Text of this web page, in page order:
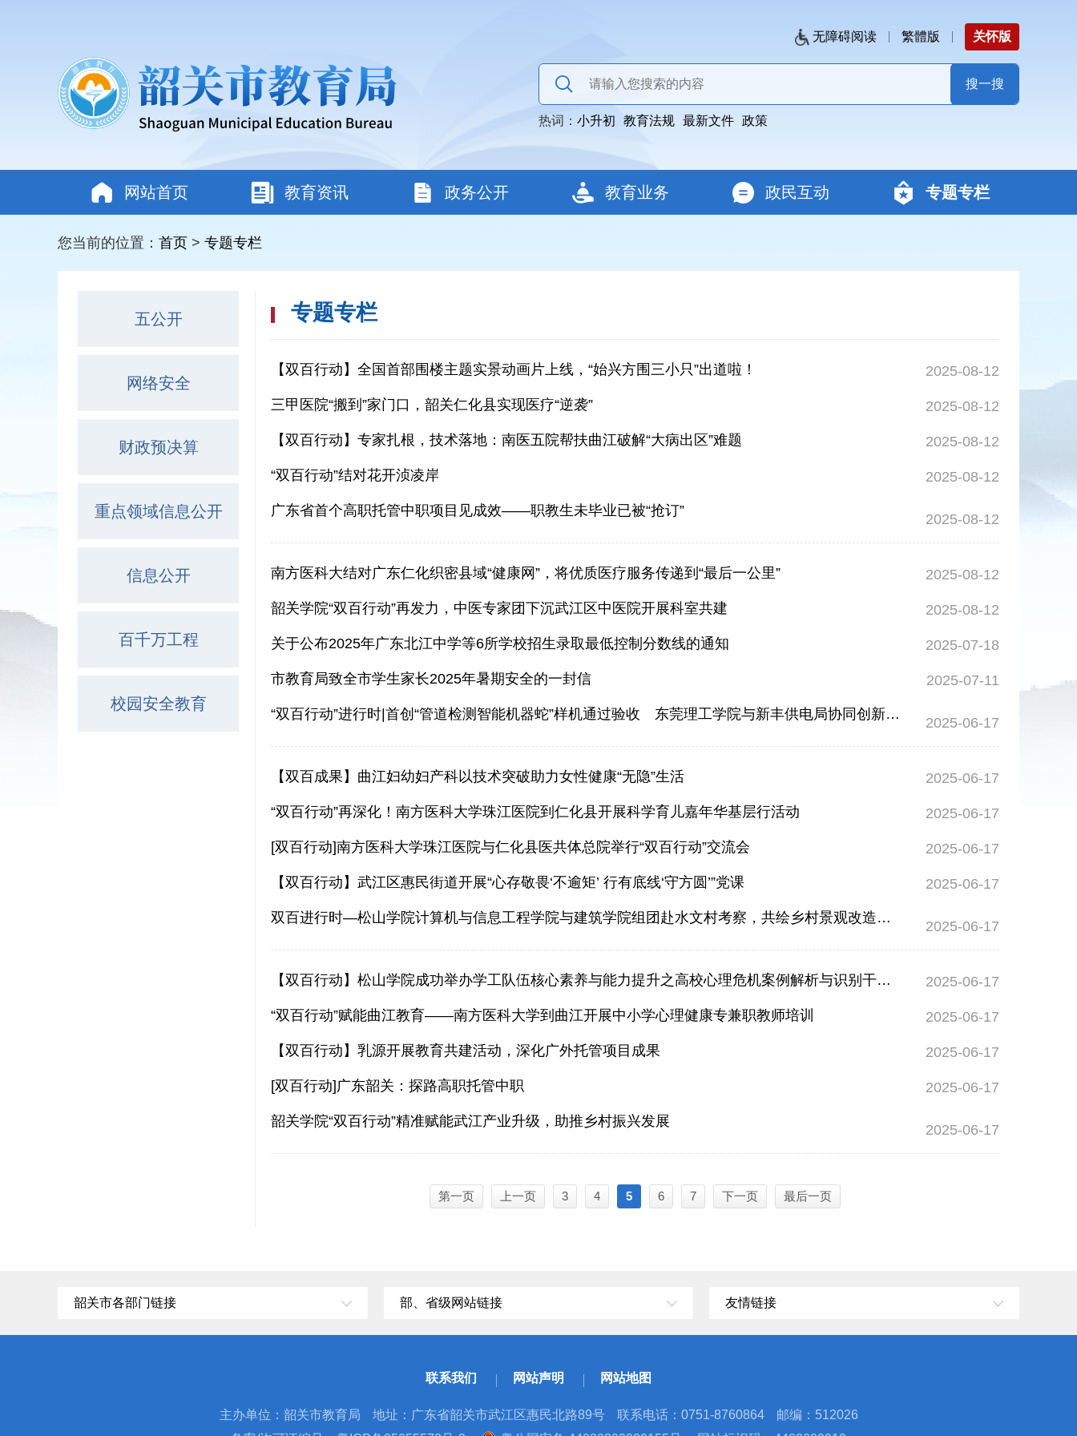
无障碍阅读 繁體版 关怀版
热词： 小升初 教育法规 最新文件 政策
网站首页 教育资讯 政务公开 教育业务 政民互动 专题专栏
您当前的位置： 首页 > 专题专栏
五公开
网络安全
财政预决算
重点领域信息公开
信息公开
百千万工程
校园安全教育
专题专栏
【双百行动】全国首部围楼主题实景动画片上线，“始兴方围三小只”出道啦！ 2025-08-12
三甲医院“搬到”家门口，韶关仁化县实现医疗“逆袭” 2025-08-12
【双百行动】专家扎根，技术落地：南医五院帮扶曲江破解“大病出区”难题 2025-08-12
“双百行动”结对花开浈凌岸 2025-08-12
广东省首个高职托管中职项目见成效——职教生未毕业已被“抢订”
2025-08-12
南方医科大结对广东仁化织密县域“健康网”，将优质医疗服务传递到“最后一公里” 2025-08-12
韶关学院“双百行动”再发力，中医专家团下沉武江区中医院开展科室共建 2025-08-12
关于公布2025年广东北江中学等6所学校招生录取最低控制分数线的通知 2025-07-18
市教育局致全市学生家长2025年暑期安全的一封信 2025-07-11
“双百行动”进行时|首创“管道检测智能机器蛇”样机通过验收 东莞理工学院与新丰供电局协同创新出成果
2025-06-17
【双百成果】曲江妇幼妇产科以技术突破助力女性健康“无隐”生活 2025-06-17
“双百行动”再深化！南方医科大学珠江医院到仁化县开展科学育儿嘉年华基层行活动 2025-06-17
[双百行动]南方医科大学珠江医院与仁化县医共体总院举行“双百行动”交流会 2025-06-17
【双百行动】武江区惠民街道开展“心存敬畏‘不逾矩’ 行有底线‘守方圆’”党课 2025-06-17
双百进行时—松山学院计算机与信息工程学院与建筑学院组团赴水文村考察，共绘乡村景观改造新蓝图
2025-06-17
【双百行动】松山学院成功举办学工队伍核心素养与能力提升之高校心理危机案例解析与识别干预专题讲座 2025-06-17
“双百行动”赋能曲江教育——南方医科大学到曲江开展中小学心理健康专兼职教师培训 2025-06-17
【双百行动】乳源开展教育共建活动，深化广外托管项目成果 2025-06-17
[双百行动]广东韶关：探路高职托管中职 2025-06-17
韶关学院“双百行动”精准赋能武江产业升级，助推乡村振兴发展
2025-06-17
第一页 上一页 3 4 5 6 7 下一页 最后一页
韶关市各部门链接 部、省级网站链接 友情链接
联系我们 网站声明 网站地图
主办单位：韶关市教育局 地址：广东省韶关市武江区惠民北路89号 联系电话：0751-8760864
邮编：512026